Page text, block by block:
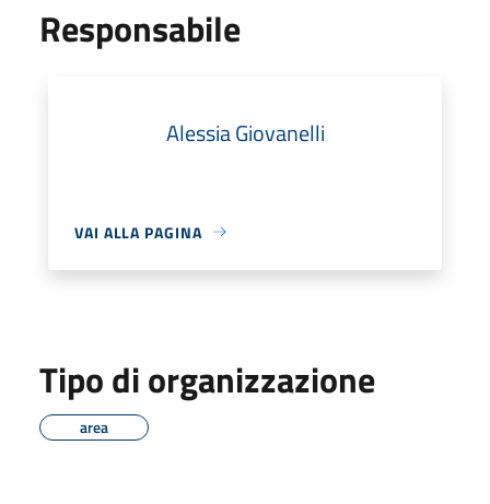
Responsabile
Alessia Giovanelli
VAI ALLA PAGINA
Tipo di organizzazione
area